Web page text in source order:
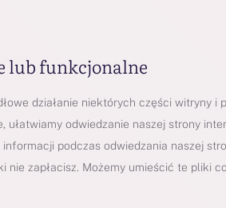
lub funkcjonalne
działanie niektórych części witryny i
odwiedzanie naszej strony
podczas odwiedzania naszej
nie zapłacisz. Możemy umieścić te pliki